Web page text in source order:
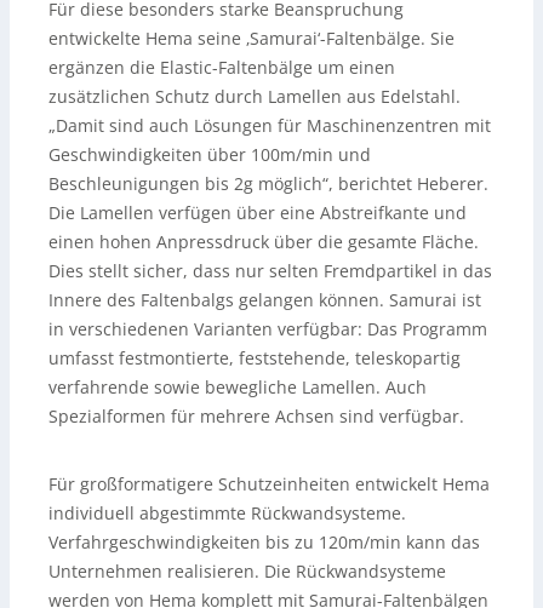
Für diese besonders starke Beanspruchung
entwickelte Hema seine ‚Samurai‘-Faltenbälge. Sie
ergänzen die Elastic-Faltenbälge um einen
zusätzlichen Schutz durch Lamellen aus Edelstahl.
„Damit sind auch Lösungen für Maschinenzentren mit
Geschwindigkeiten über 100m/min und
Beschleunigungen bis 2g möglich“, berichtet Heberer.
Die Lamellen verfügen über eine Abstreifkante und
einen hohen Anpressdruck über die gesamte Fläche.
Dies stellt sicher, dass nur selten Fremdpartikel in das
Innere des Faltenbalgs gelangen können. Samurai ist
in verschiedenen Varianten verfügbar: Das Programm
umfasst festmontierte, feststehende, teleskopartig
verfahrende sowie bewegliche Lamellen. Auch
Spezialformen für mehrere Achsen sind verfügbar.
Für großformatigere Schutzeinheiten entwickelt Hema
individuell abgestimmte Rückwandsysteme.
Verfahrgeschwindigkeiten bis zu 120m/min kann das
Unternehmen realisieren. Die Rückwandsysteme
werden von Hema komplett mit Samurai-Faltenbälgen